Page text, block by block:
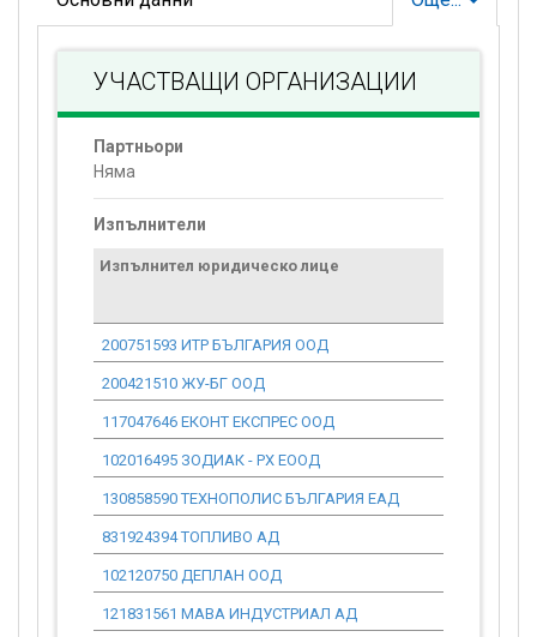
УЧАСТВАЩИ ОРГАНИЗАЦИИ
Партньори
Няма
Изпълнители
Изпълнител юридическо лице
200751593 ИТР БЪЛГАРИЯ ООД
200421510 ЖУ-БГ ООД
117047646 ЕКОНТ ЕКСПРЕС ООД
102016495 ЗОДИАК - РХ ЕООД
130858590 ТЕХНОПОЛИС БЪЛГАРИЯ ЕАД
831924394 ТОПЛИВО АД
102120750 ДЕПЛАН ООД
121831561 МАВА ИНДУСТРИАЛ АД